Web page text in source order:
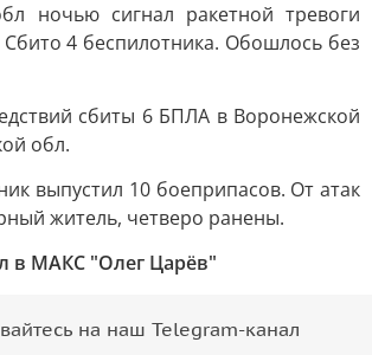
ночью сигнал ракетной тревоги
4 беспилотника. Обошлось без
сбиты 6 БПЛА в Воронежской
обл.
выпустил 10 боеприпасов. От атак
житель, четверо ранены.
в МАКС "Олег Царёв"
на наш Telegram-канал